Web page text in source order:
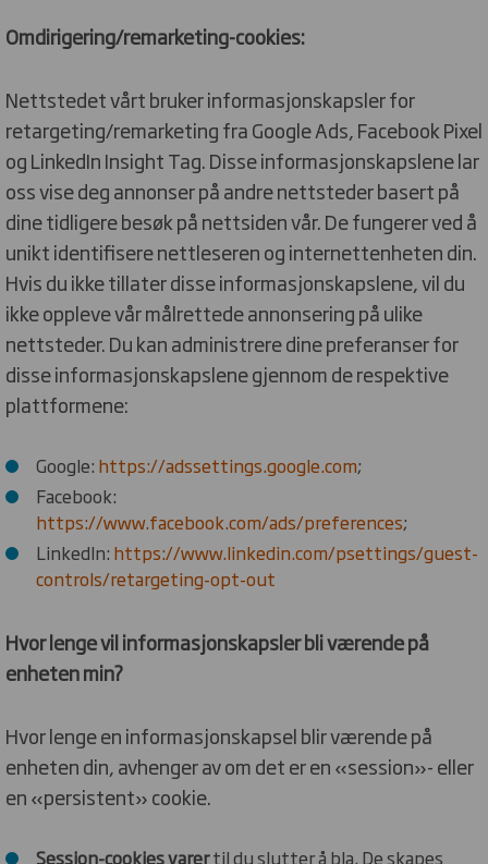
Omdirigering/remarketing-cookies:
Nettstedet vårt bruker informasjonskapsler for
retargeting/remarketing fra Google Ads, Facebook Pixel
og LinkedIn Insight Tag. Disse informasjonskapslene lar
oss vise deg annonser på andre nettsteder basert på
dine tidligere besøk på nettsiden vår. De fungerer ved å
unikt identifisere nettleseren og internettenheten din.
Hvis du ikke tillater disse informasjonskapslene, vil du
ikke oppleve vår målrettede annonsering på ulike
nettsteder. Du kan administrere dine preferanser for
disse informasjonskapslene gjennom de respektive
plattformene:
Google: https://adssettings.google.com;
Facebook:
https://www.facebook.com/ads/preferences;
LinkedIn: https://www.linkedin.com/psettings/guest-
controls/retargeting-opt-out
Hvor lenge vil informasjonskapsler bli værende på
enheten min?
Hvor lenge en informasjonskapsel blir værende på
enheten din, avhenger av om det er en «session»- eller
en «persistent» cookie.
Session-cookies varertil du slutter å bla. De skapes